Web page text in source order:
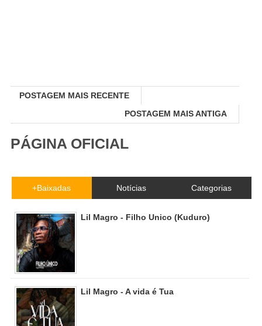
POSTAGEM MAIS RECENTE
POSTAGEM MAIS ANTIGA
PÁGINA OFICIAL
+Baixadas Notícias Categorias
Lil Magro - Filho Unico (Kuduro)
Lil Magro - A vida é Tua